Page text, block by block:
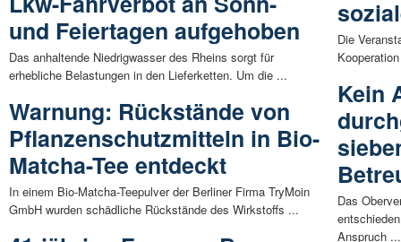
und Feiertagen aufgehoben
Das anhaltende Niedrigwasser des Rheins sorgt für
erhebliche Belastungen in den Lieferketten. Um die ...
Warnung: Rückstände von
Pflanzenschutzmitteln in Bio-
Matcha-Tee entdeckt
In einem Bio-Matcha-Teepulver der Berliner Firma TryMoin
GmbH wurden schädliche Rückstände des Wirkstoffs ...
Die
Kein
Das
Anspruch ...